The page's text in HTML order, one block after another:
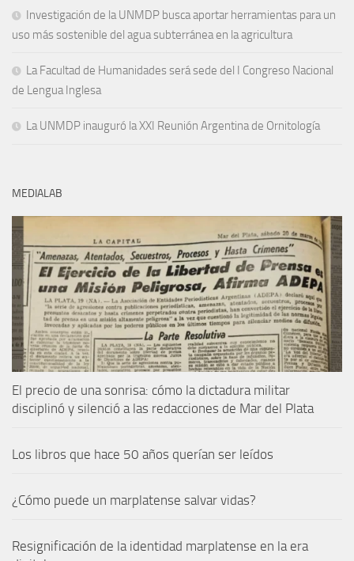
Investigación de la UNMDP busca aportar herramientas para un
uso más sostenible del agua subterránea en la agricultura
La Facultad de Humanidades será sede del I Congreso Nacional
de Lengua Inglesa
La UNMDP inauguró la XXI Reunión Argentina de Ornitología
MEDIALAB
El precio de una sonrisa: cómo la dictadura militar
disciplinó y silenció a las redacciones de Mar del Plata
Los libros que hace 50 años querían ser leídos
¿Cómo puede un marplatense salvar vidas?
Resignificación de la identidad marplatense en la era